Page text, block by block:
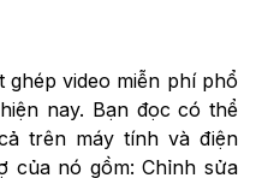
ghép video miễn phí phổ
nay. Bạn đọc có thể
trên máy tính và điện
của nó gồm: Chỉnh sửa